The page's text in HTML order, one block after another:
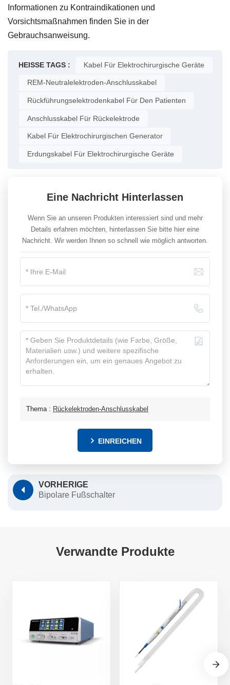
Informationen zu Kontraindikationen und
Vorsichtsmaßnahmen finden Sie in der
Gebrauchsanweisung.
HEISSE TAGS : Kabel Für Elektrochirurgische Geräte
REM-Neutralelektroden-Anschlusskabel
Rückführungselektrodenkabel Für Den Patienten
Anschlusskabel Für Rückelektrode
Kabel Für Elektrochirurgischen Generator
Erdungskabel Für Elektrochirurgische Geräte
Eine Nachricht Hinterlassen
Wenn Sie an unseren Produkten interessiert sind und mehr
Details erfahren möchten, hinterlassen Sie bitte hier eine
Nachricht. Wir werden Ihnen so schnell wie möglich antworten.
Thema : Rückelektroden-Anschlusskabel
EINREICHEN
VORHERIGE
Bipolare Fußschalter
Verwandte Produkte